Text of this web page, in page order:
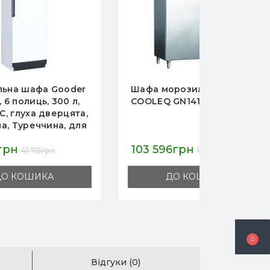
0
Шафа морозильна
COOLEQ GN1410BT
121 878грн
Відгуки (0)